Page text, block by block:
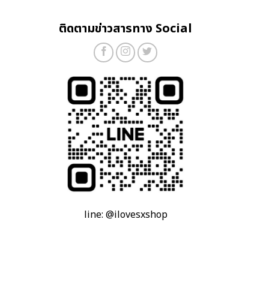
ติดตามข่าวสารทาง Social
line: @ilovesxshop